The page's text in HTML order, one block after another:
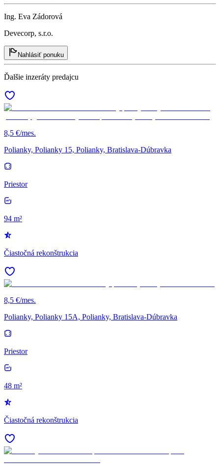
Ing. Eva Zádorová
Devecorp, s.r.o.
Nahlásiť ponuku
Ďalšie inzeráty predajcu
8,5 €/mes.
Polianky, Polianky 15, Polianky, Bratislava-Dúbravka
Priestor
94 m²
Čiastočná rekonštrukcia
8,5 €/mes.
Polianky, Polianky 15A, Polianky, Bratislava-Dúbravka
Priestor
48 m²
Čiastočná rekonštrukcia